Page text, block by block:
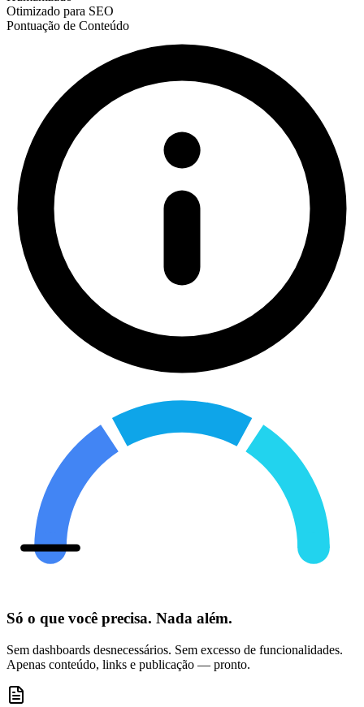
Otimizado para SEO
Pontuação de Conteúdo
Só o que você precisa. Nada além.
Sem dashboards desnecessários. Sem excesso de funcionalidades.
Apenas conteúdo, links e publicação — pronto.